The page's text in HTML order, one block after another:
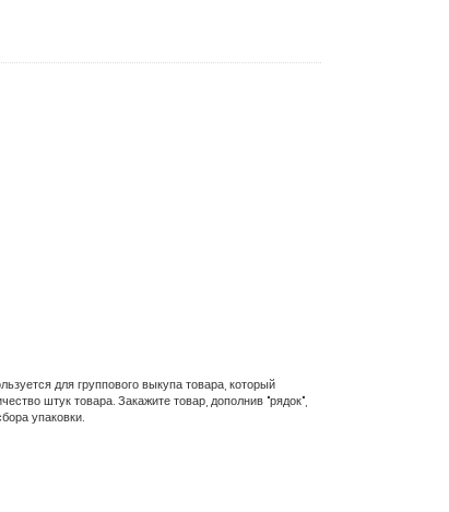
для группового выкупа товара, который
штук товара. Закажите товар, дополнив "рядок",
упаковки.